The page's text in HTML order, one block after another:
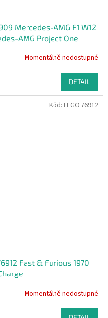
Mercedes-AMG F1 W12
AMG Project One
Momentálně nedostupné
DETAIL
Fast & Furious 1970
Momentálně nedostupné
Kód: LEGO 76912